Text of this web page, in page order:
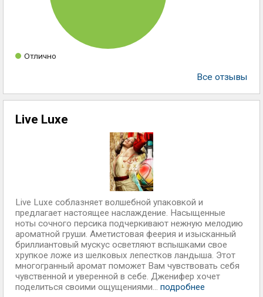
Отлично
Все отзывы
Live Luxe
Live Luxe соблазняет волшебной упаковкой и
предлагает настоящее наслаждение. Насыщенные
ноты сочного персика подчеркивают нежную мелодию
ароматной груши. Аметистовая феерия и изысканный
бриллиантовый мускус осветляют вспышками свое
хрупкое ложе из шелковых лепестков ландыша. Этот
многогранный аромат поможет Вам чувствовать себя
чувственной и уверенной в себе. Дженифер хочет
поделиться своими ощущениями... подробнее